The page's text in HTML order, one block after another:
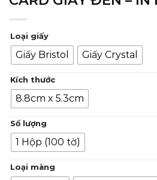
Loại giấy
Giấy Bristol Giấy Crystal
Kích thước
8.8cm x 5.3cm
Số lượng
1 Hộp (100 tờ)
Loại màng